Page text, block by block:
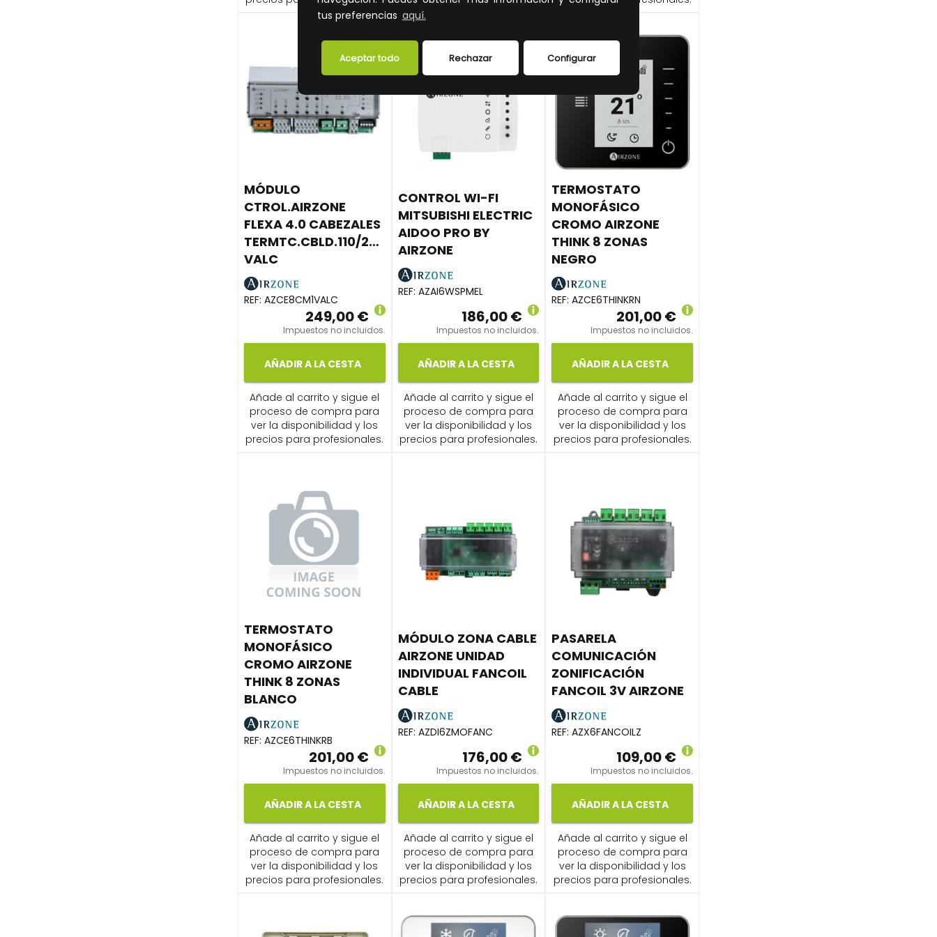
tus preferencias aquí.
Configurar
Rechazar
Aceptar todo
MÓDULO
CTROL.AIRZONE
FLEXA 4.0 CABEZALES
TERMTC.CBLD.110/230V
VALC
REF: AZCE8CM1VALC
249,00 €
Impuestos no incluidos.
AÑADIR A LA CESTA
Añade al carrito y sigue el
proceso de compra para
ver la disponibilidad y los
precios para profesionales.
CONTROL WI-FI
MITSUBISHI ELECTRIC
AIDOO PRO BY
AIRZONE
REF: AZAI6WSPMEL
186,00 €
Impuestos no incluidos.
AÑADIR A LA CESTA
Añade al carrito y sigue el
proceso de compra para
ver la disponibilidad y los
precios para profesionales.
TERMOSTATO
MONOFÁSICO
CROMO AIRZONE
THINK 8 ZONAS
NEGRO
REF:AZCE6THINKRN
201,00 €
Impuestos no incluidos.
AÑADIR A LA CESTA
Añade al carrito y sigue el
proceso de compra para
ver la disponibilidad y los
precios para profesionales.
TERMOSTATO
MONOFÁSICO
CROMO AIRZONE
THINK 8 ZONAS
BLANCO
REF: AZCE6THINKRB
201,00 €
Impuestos no incluidos.
AÑADIR A LA CESTA
Añade al carrito y sigue el
proceso de compra para
ver la disponibilidad y los
precios para profesionales.
MÓDULO ZONA CABLE
AIRZONE UNIDAD
INDIVIDUAL FANCOIL
CABLE
REF: AZDI6ZMOFANC
176,00 €
Impuestos no incluidos.
AÑADIR A LA CESTA
Añade al carrito y sigue el
proceso de compra para
ver la disponibilidad y los
precios para profesionales.
PASARELA
COMUNICACIÓN
ZONIFICACIÓN
FANCOIL 3V AIRZONE
REF:AZX6FANCOILZ
109,00 €
Impuestos no incluidos.
AÑADIR A LA CESTA
Añade al carrito y sigue el
proceso de compra para
ver la disponibilidad y los
precios para profesionales.